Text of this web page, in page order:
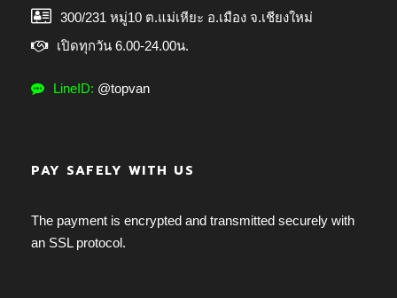
300/231 หมู่10 ต.แม่เหียะ อ.เมือง จ.เชียงใหม่
เปิดทุกวัน 6.00-24.00น.
LineID: @topvan
PAY SAFELY WITH US
The payment is encrypted and transmitted securely with
an SSL protocol.